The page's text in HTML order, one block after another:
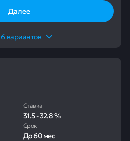
Далее
6 вариантов
Ставка
31.5-32.8%
Срок
До60 мес